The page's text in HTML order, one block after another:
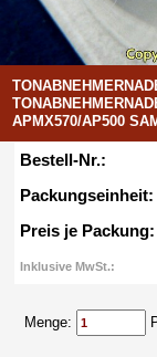
APMX570/AP500
Bestell-Nr.:
Packungseinheit:
Preis je Packung:
Inklusive MwSt.:
Menge: